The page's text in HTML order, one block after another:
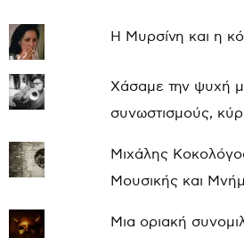
Η Μυρσίνη και η
Χάσαμε την ψυχή
συνωστισμούς,
Μιχάλης
Μουσικής και
Μια οριακή